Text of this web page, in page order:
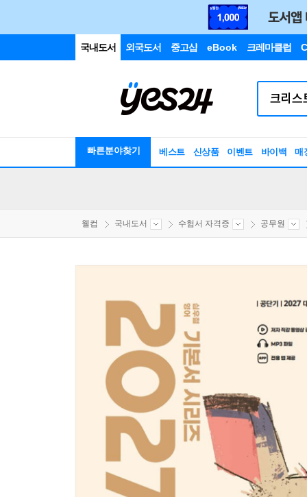
국내도서 외국도서 중고샵 eBook 크레마클럽
빠른분야찾기 베스트 신상품 이벤트 바이백 매
웰컴 국내도서 수험서 자격증 공무원